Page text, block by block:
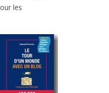
les